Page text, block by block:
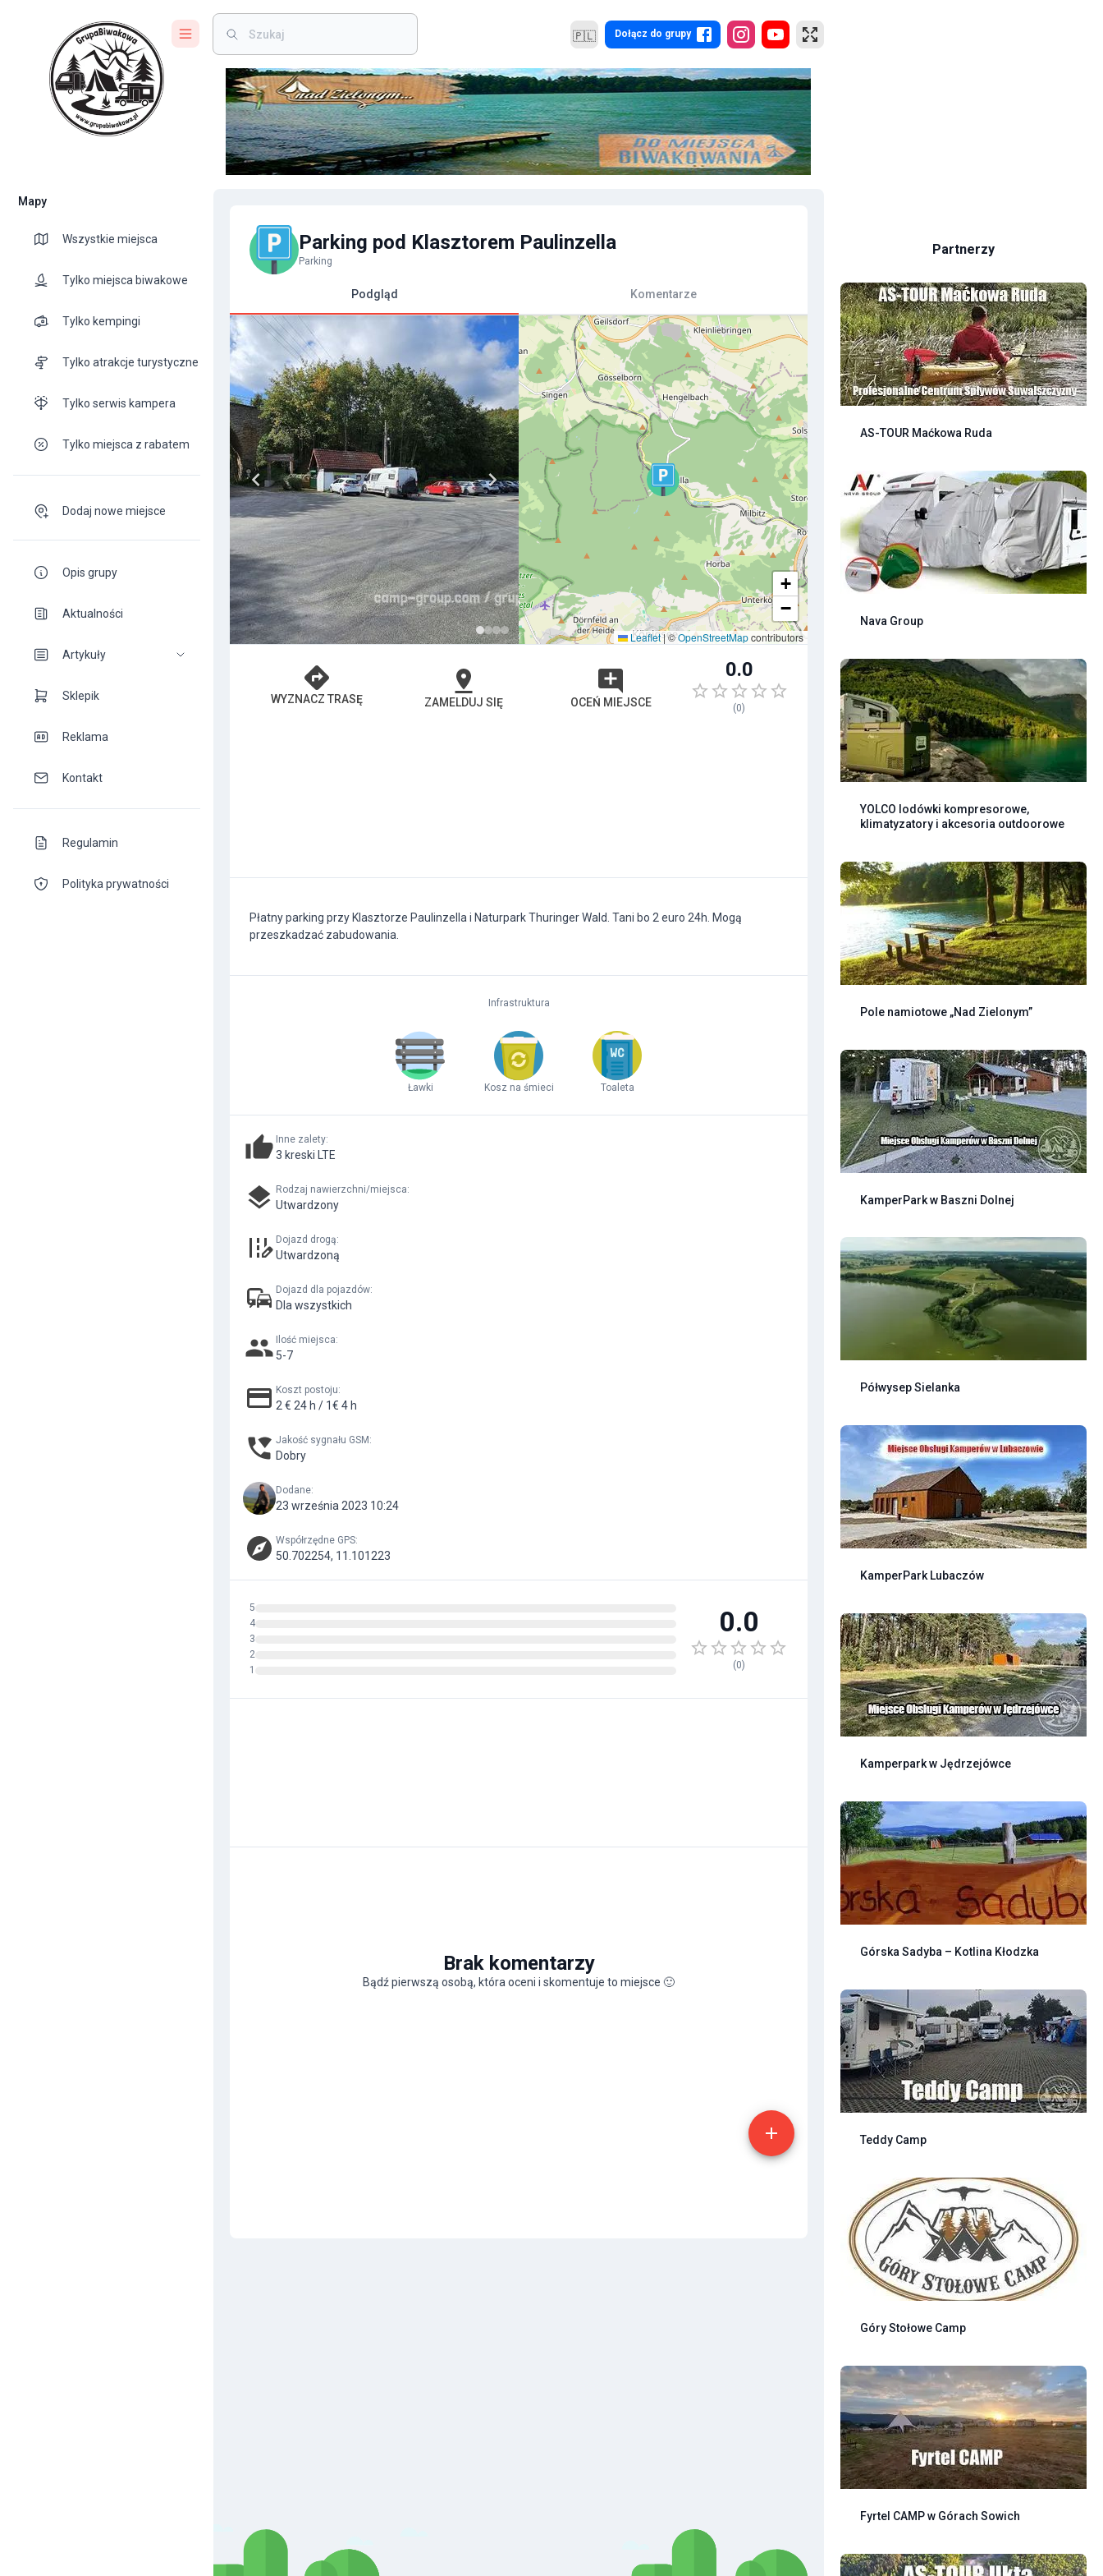
🇵🇱 Dołącz do grupy
Mapy
Wszystkie miejsca
Tylko miejsca biwakowe
Tylko kempingi
Tylko atrakcje turystyczne
Tylko serwis kampera
Tylko miejsca z rabatem
Dodaj nowe miejsce
Opis grupy
Aktualności
Artykuły
Sklepik
Reklama
Kontakt
Regulamin
Polityka prywatności
Parking pod Klasztorem Paulinzella
Parking
Podgląd Komentarze
+
−
Leaflet|©OpenStreetMapcontributors
WYZNACZ TRASĘ ZAMELDUJ SIĘ OCEŃ MIEJSCE
0.0
(0)
Płatny parking przy Klasztorze Paulinzella i Naturpark Thuringer Wald. Tani bo 2 euro 24h. Mogą
przeszkadzać zabudowania.
Infrastruktura
Ławki Kosz na śmieci Toaleta
Inne zalety:
3 kreski LTE
Rodzaj nawierzchni/miejsca:
Utwardzony
Dojazd drogą:
Utwardzoną
Dojazd dla pojazdów:
Dla wszystkich
Ilość miejsca:
5-7
Koszt postoju:
2 € 24 h / 1€ 4 h
Jakość sygnału GSM :
Dobry
Dodane:
23 września 2023 10:24
Współrzędne GPS:
50.702254, 11.101223
5
4
3
2
1
0.0
(0)
Brak komentarzy
Bądź pierwszą osobą, która oceni i skomentuje to miejsce 🙂
Partnerzy
AS-TOUR Maćkowa Ruda
Nava Group
YOLCO lodówki kompresorowe,
klimatyzatory i akcesoria outdoorowe
Pole namiotowe „Nad Zielonym”
KamperPark w Baszni Dolnej
Półwysep Sielanka
KamperPark Lubaczów
Kamperpark w Jędrzejówce
Górska Sadyba – Kotlina Kłodzka
Teddy Camp
Góry Stołowe Camp
Fyrtel CAMP w Górach Sowich